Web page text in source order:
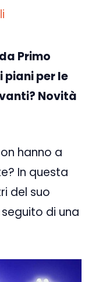
Primo
piani per le
Novità
hanno a
In questa
del suo
di una